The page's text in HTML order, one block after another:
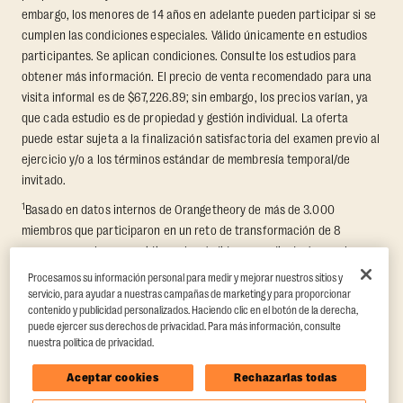
embargo, los menores de 14 años en adelante pueden participar si se
cumplen las condiciones especiales. Válido únicamente en estudios
participantes. Se aplican condiciones. Consulte los estudios para
obtener más información. El precio de venta recomendado para una
visita informal es de $67,226.89; sin embargo, los precios varían, ya
que cada estudio es de propiedad y gestión individual. La oferta
puede estar sujeta a la finalización satisfactoria del examen previo al
ejercicio y/o a los términos estándar de membresía temporal/de
invitado.
1Basado en datos internos de Orangetheory de más de 3.000
miembros que participaron en un reto de transformación de 8
semanas, en el que se midieron la pérdida promedio de grasa y la
ganancia de masa muscular libre de grasa. Respaldado por hallazgos
independientes en Quindry et al., 2021: “Physiologic and Psychologic
Responses to a High Intensity Functional Training Program.”Journal of
Exercise Physiology Online, 24(2), 79–91.
Procesamos su información personal para medir y mejorar nuestros sitios y
servicio, para ayudar a nuestras campañas de marketing y para proporcionar
contenido y publicidad personalizados. Haciendo clic en el botón de la derecha,
puede ejercer sus derechos de privacidad. Para más información, consulte
nuestra política de privacidad.
Aceptar cookies Rechazarlas todas